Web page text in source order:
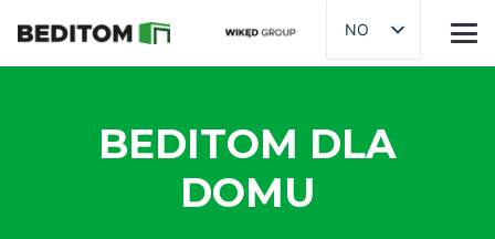
NO
BEDITOM DLA
DOMU